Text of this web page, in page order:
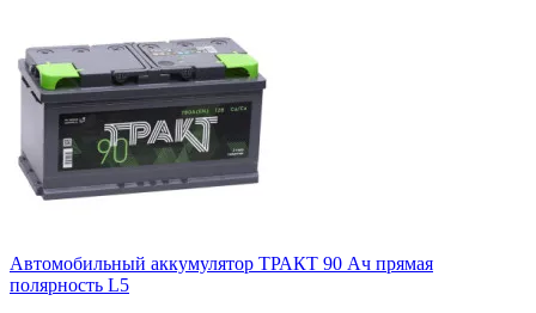
Автомобильный аккумулятор ТРАКТ 90 Ач прямая
полярность L5